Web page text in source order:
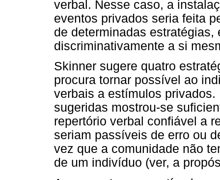
verbal. Nesse caso, a
eventos privados seria feita
de determinadas
discriminativamente a si
Skinner sugere quatro
procura tornar possível ao
verbais a estímulos
sugeridas mostrou-se
repertório verbal confiável a
seriam passíveis de erro ou
vez que a comunidade não
de um indivíduo (ver, a